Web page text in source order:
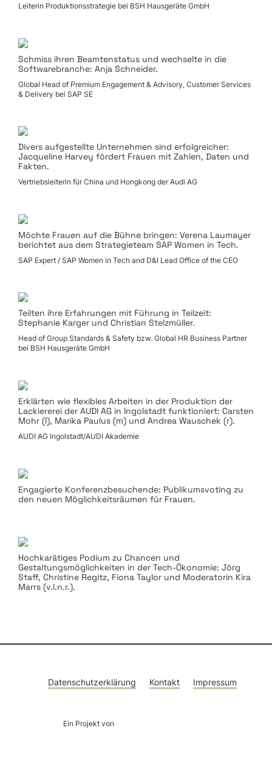
Leiterin Produktionsstrategie bei BSH Hausgeräte GmbH
Schmiss ihren Beamtenstatus und wechselte in die
Softwarebranche: Anja Schneider.
Global Head of Premium Engagement & Advisory, Customer Services
& Delivery bei SAP SE
Divers aufgestellte Unternehmen sind erfolgreicher:
Jacqueline Harvey fördert Frauen mit Zahlen, Daten und
Fakten.
Vertriebsleiterin für China und Hongkong der Audi AG
Möchte Frauen auf die Bühne bringen: Verena Laumayer
berichtet aus dem Strategieteam SAP Women in Tech.
SAP Expert / SAP Women in Tech and D&I Lead Office of the CEO
Teilten ihre Erfahrungen mit Führung in Teilzeit:
Stephanie Karger und Christian Stelzmüller.
Head of Group Standards & Safety bzw. Global HR Business Partner
bei BSH Hausgeräte GmbH
Erklärten wie flexibles Arbeiten in der Produktion der
Lackiererei der AUDI AG in Ingolstadt funktioniert: Carsten
Mohr (l), Marika Paulus (m) und Andrea Wauschek (r).
AUDI AG Ingolstadt/AUDI Akademie
Engagierte Konferenzbesuchende: Publikumsvoting zu
den neuen Möglichkeitsräumen für Frauen.
Hochkarätiges Podium zu Chancen und
Gestaltungsmöglichkeiten in der Tech-Ökonomie: Jörg
Staff, Christine Regitz, Fiona Taylor und Moderatorin Kira
Marrs (v.l.n.r.).
Datenschutzerklärung Kontakt Impressum
Ein Projekt von